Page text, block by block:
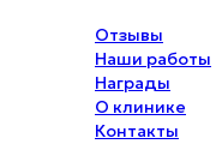
Отзывы
Наши работы
Награды
О клинике
Контакты